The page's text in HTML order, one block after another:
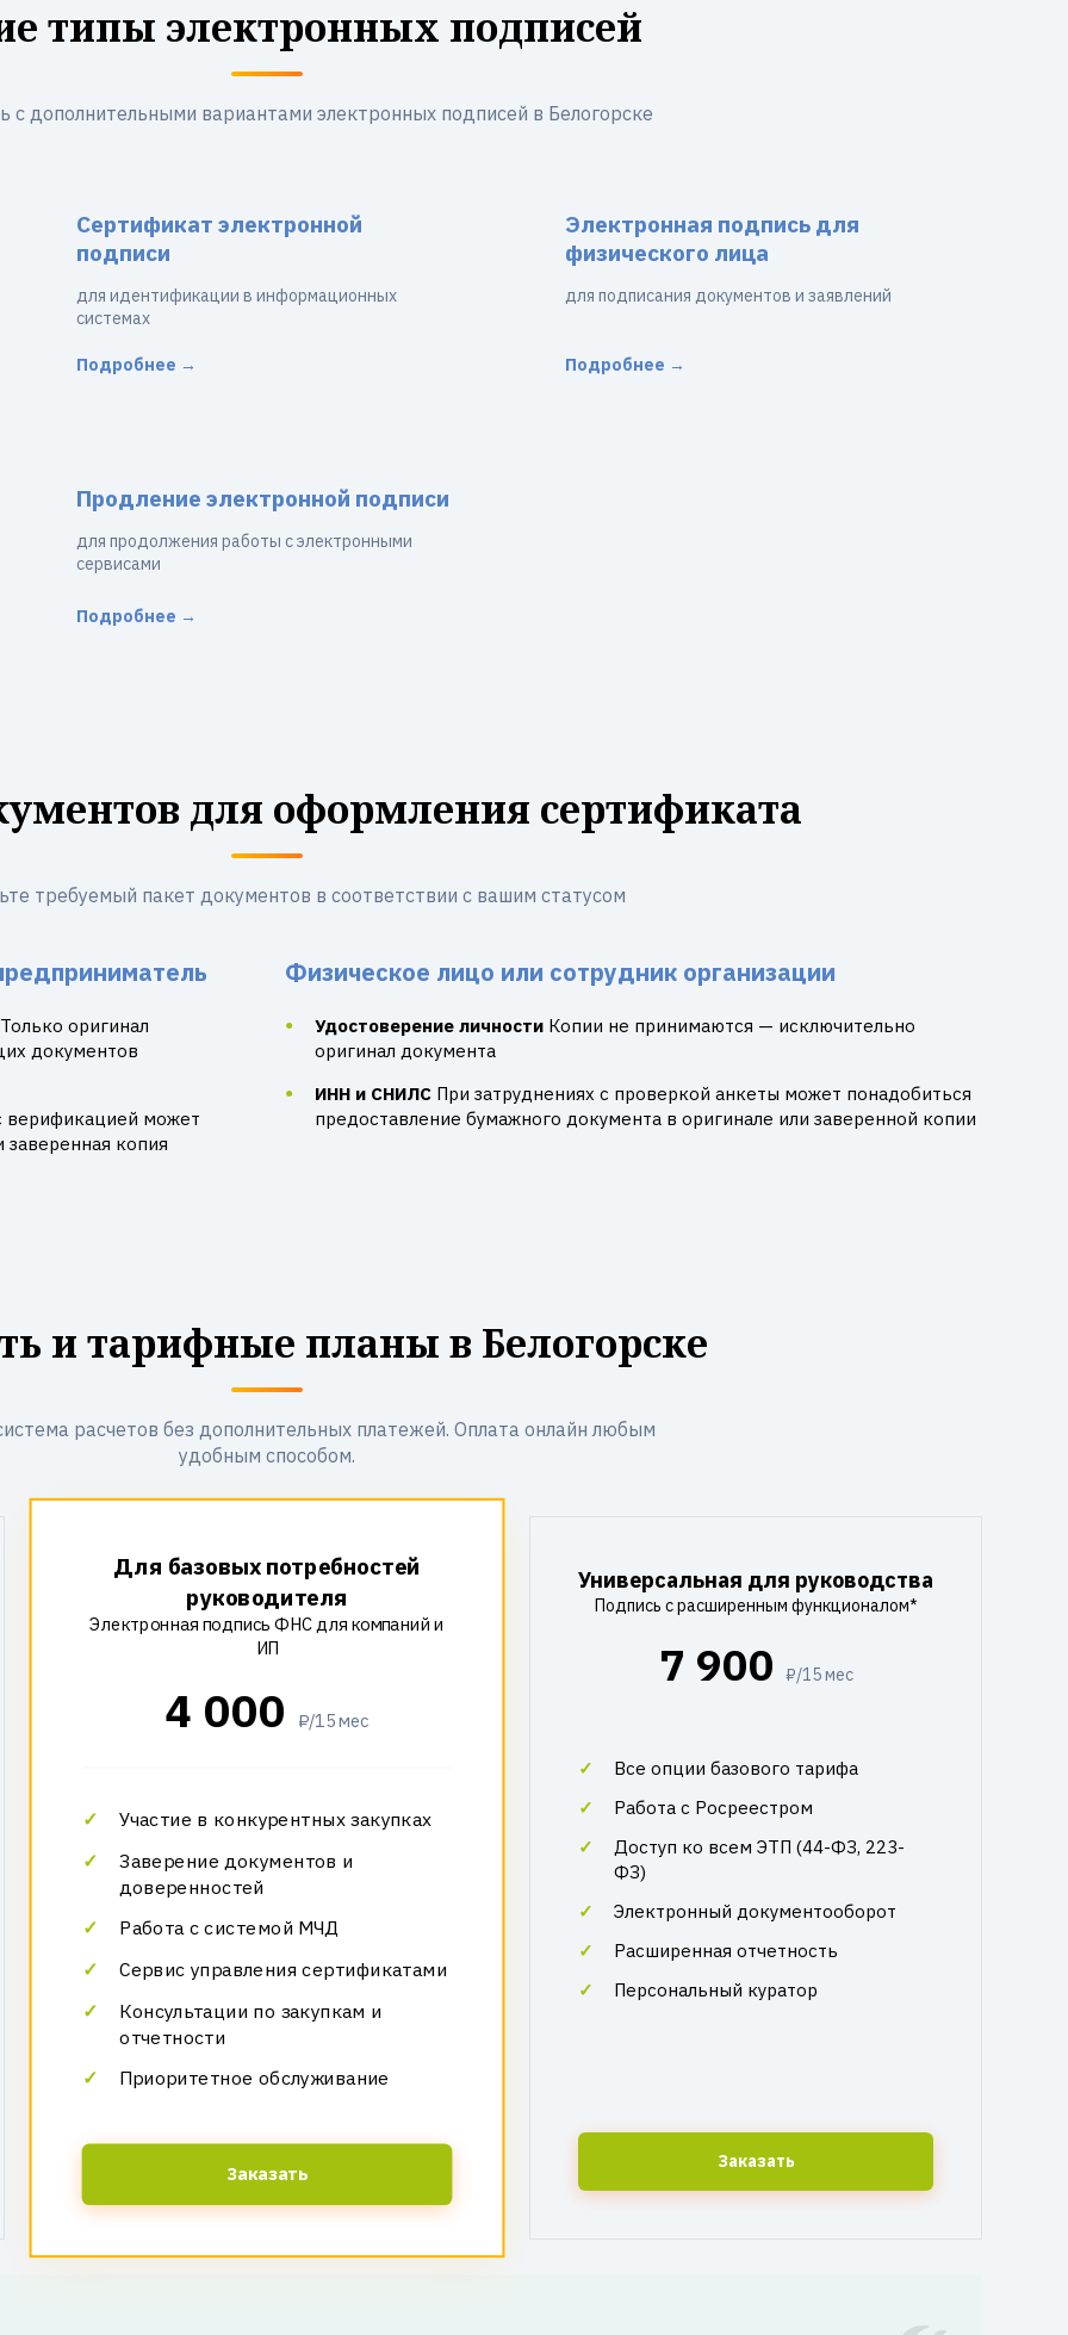
типы электронных подписей
с дополнительными вариантами электронных подписей в Белогорске
Сертификат электронной
подписи
для идентификации в информационных
системах
Подробнее →
Электронная подпись для
физического лица
для подписания документов и заявлений
Подробнее →
Продление электронной подписи
для продолжения работы с электронными
сервисами
Подробнее →
для оформления сертификата
требуемый пакет документов в соответствии с вашим статусом
Только оригинал
документов
верификацией может
копия
Физическое лицо или сотрудник организации
Удостоверение личности Копии не принимаются — исключительно
оригинал документа
ИНН и СНИЛС При затруднениях с проверкой анкеты может понадобиться
предоставление бумажного документа в оригинале или заверенной копии
и тарифные планы в Белогорске
расчетов без дополнительных платежей. Оплата онлайн любым
удобным способом.
Для базовых потребностей
руководителя
Электронная подпись ФНС для компаний и
ИП
4 000 ₽/15 мес
Участие в конкурентных закупках
Заверение документов и
доверенностей
Работа с системой МЧД
Сервис управления сертификатами
Консультации по закупкам и
отчетности
Приоритетное обслуживание
Заказать
Универсальная для руководства
Подпись с расширенным функционалом*
7 900 ₽/15 мес
Все опции базового тарифа
Работа с Росреестром
Доступ ко всем ЭТП (44-ФЗ, 223-
ФЗ)
Электронный документооборот
Расширенная отчетность
Персональный куратор
Заказать